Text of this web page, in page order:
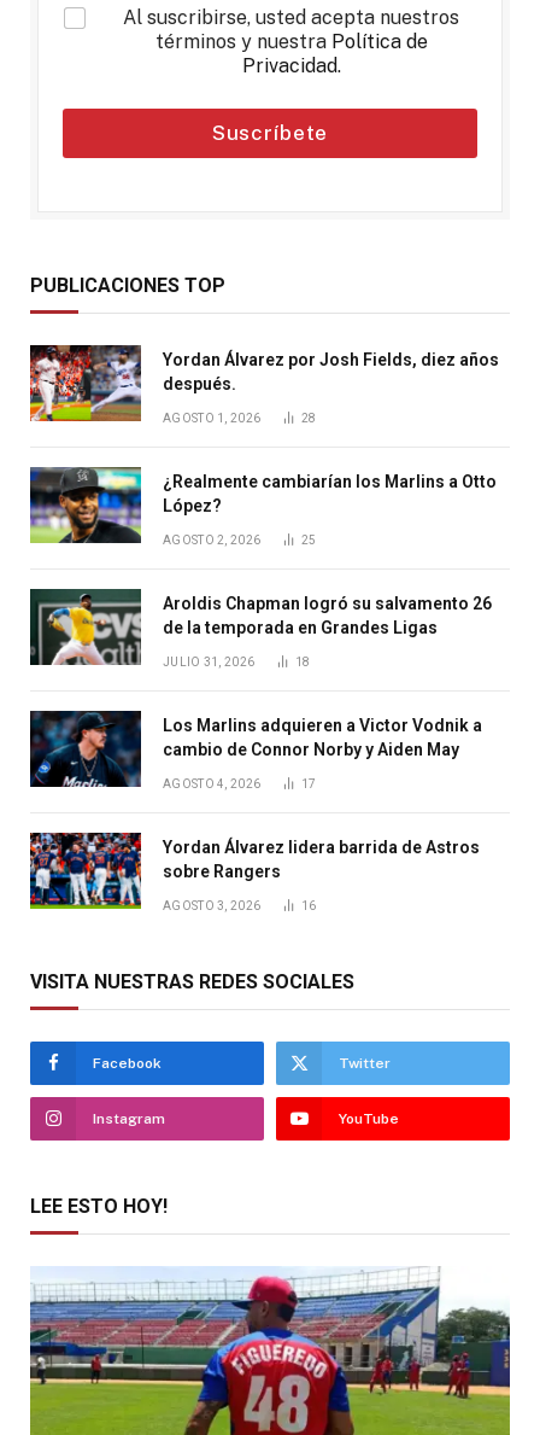
*
Al suscribirse, usted acepta nuestros
términos y nuestra Política de
Privacidad.
Suscríbete
PUBLICACIONES TOP
Yordan Álvarez por Josh Fields, diez años
después.
AGOSTO 1, 2026 28
¿Realmente cambiarían los Marlins a Otto
López?
AGOSTO 2, 2026 25
Aroldis Chapman logró su salvamento 26
de la temporada en Grandes Ligas
JULIO 31, 2026 18
Los Marlins adquieren a Victor Vodnik a
cambio de Connor Norby y Aiden May
AGOSTO 4, 2026 17
Yordan Álvarez lidera barrida de Astros
sobre Rangers
AGOSTO 3, 2026 16
VISITA NUESTRAS REDES SOCIALES
Facebook Twitter
Instagram YouTube
LEE ESTO HOY!